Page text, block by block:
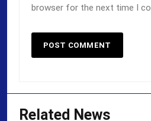
browser for the next time I
Related News